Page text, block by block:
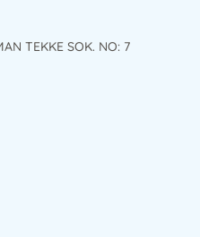
TEKKE SOK. NO: 7